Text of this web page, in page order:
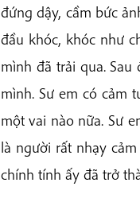
đứng dậy, cầm bức
đầu khóc, khóc như
mình đã trải qua.
mình. Sư em có cảm
một vai nào nữa. Sư
là người rất nhạy
chính tính ấy đã trở